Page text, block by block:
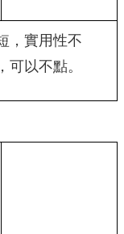
，實用性不
以不點。